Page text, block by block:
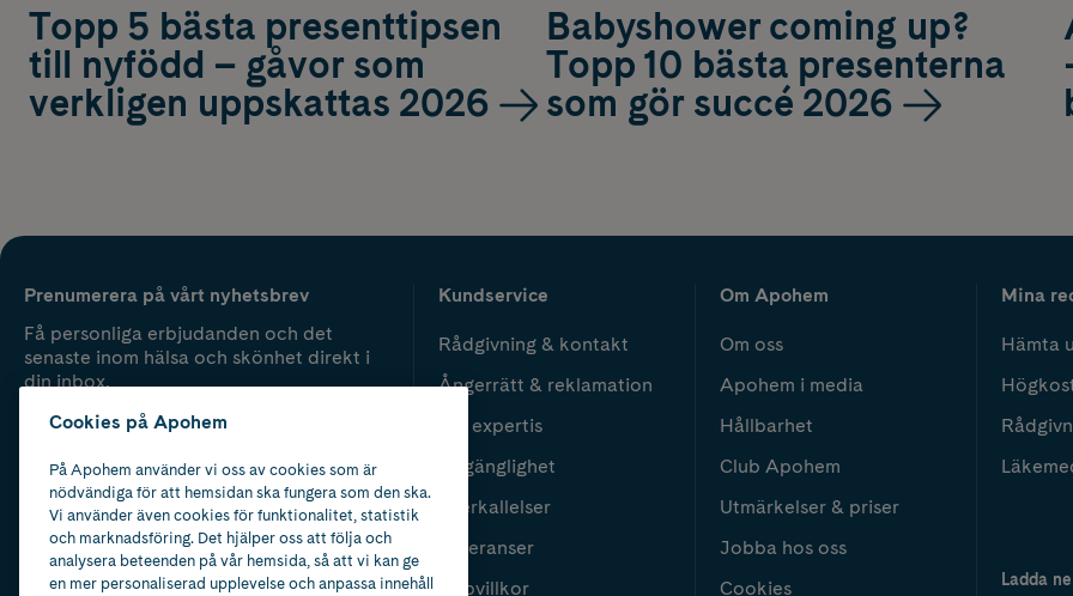
Topp 5 bästa presenttipsen
till nyfödd – gåvor som
verkligen uppskattas 2026
Babyshower coming up?
Topp 10 bästa presenterna
som gör succé 2026
Prenumerera på vårt nyhetsbrev
Få personliga erbjudanden och det
senaste inom hälsa och skönhet direkt i
din inbox.
Kundservice
Rådgivning & kontakt
Ångerrätt & reklamation
Vår expertis
Tillgänglighet
Återkallelser
Leveranser
Köpvillkor
Om Apohem
Om oss
Apohem i media
Hållbarhet
Club Apohem
Utmärkelser & priser
Jobba hos oss
Cookies
Mina
Hämta
Ladda
Cookies på Apohem
På Apohem använder vi oss av cookies som är
nödvändiga för att hemsidan ska fungera som den ska.
Vi använder även cookies för funktionalitet, statistik
och marknadsföring. Det hjälper oss att följa och
analysera beteenden på vår hemsida, så att vi kan ge
en mer personaliserad upplevelse och anpassa innehåll